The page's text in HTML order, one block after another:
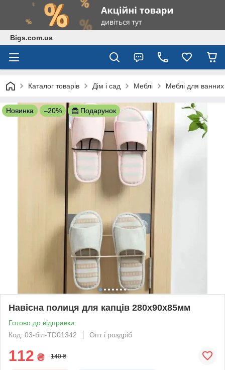
Bigs.com.ua
Каталог товарів Дім і сад Меблі Меблі для ванних
Новинка –20% Подарунок
Навісна полиця для капців 280х90х85мм
Готово до відправки
Код: 03-біл-TD01342
Опт і роздріб
112 ₴ 140 ₴